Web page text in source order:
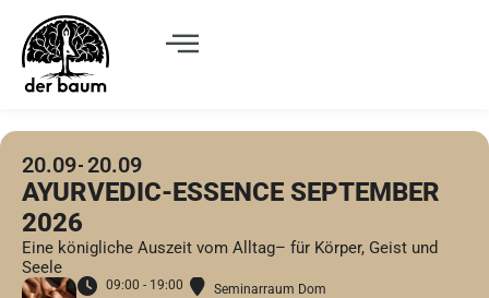
20.09 20.09
AYURVEDIC-ESSENCE SEPTEMBER
2026
Eine königliche Auszeit vom Alltag– für Körper, Geist und
Seele
09:00 - 19:00 Seminarraum Dom